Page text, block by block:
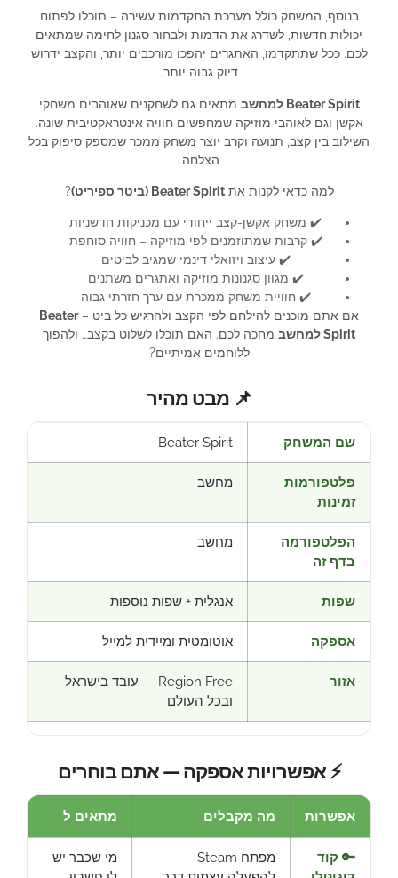
בנוסף, המשחק כולל מערכת התקדמות עשירה – תוכלו לפתוח
יכולות חדשות, לשדרג את הדמות ולבחור סגנון לחימה שמתאים
לכם. ככל שתתקדמו, האתגרים יהפכו מורכבים יותר, והקצב ידרוש
דיוק גבוה יותר.
Beater Spirit למחשב
מתאים גם לשחקנים שאוהבים משחקי
אקשן וגם לאוהבי מוזיקה שמחפשים חוויה אינטראקטיבית שונה.
השילוב בין קצב, תנועה וקרב יוצר משחק ממכר שמספק סיפוק בכל
הצלחה.
למה כדאי לקנות אתBeater Spirit (ביטר ספיריט) ?
✔️ משחק אקשן-קצב ייחודי עם מכניקות חדשניות
✔️ קרבות שמתוזמנים לפי מוזיקה – חוויה סוחפת
✔️ עיצוב ויזואלי דינמי שמגיב לביטים
✔️ מגוון סגנונות מוזיקה ואתגרים משתנים
✔️ חוויית משחק ממכרת עם ערך חזרתי גבוה
אם אתם מוכנים להילחם לפי הקצב ולהרגיש כל ביט –Beater
Spirit למחשב
מחכה לכם. האם תוכלו לשלוט בקצב… ולהפוך
ללוחמים אמיתיים?
📌 מבט מהיר
שם המשחק Beater Spirit
פלטפורמות
זמינות
מחשב
הפלטפורמה
בדף זה
מחשב
שפות אנגלית + שפות נוספות
אספקה אוטומטית ומיידית למייל
אזור
Region Free — עובד בישראל
ובכל העולם
⚡ אפשרויות אספקה — אתם בוחרים
אפשרות מה מקבלים מתאים ל
🔑 קוד
מפתח Steam
מי שכבר יש